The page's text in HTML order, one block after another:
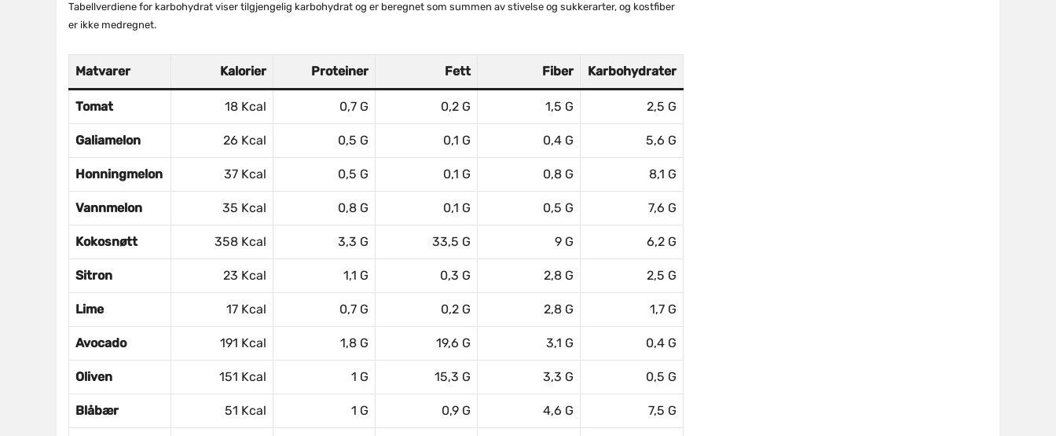
Tabellverdiene for karbohydrat viser tilgjengelig karbohydrat og er beregnet som summen av stivelse og sukkerarter, og kostfiber
er ikke medregnet.
Matvarer Kalorier Proteiner Fett Fiber Karbohydrater
Tomat 18 Kcal 0,7 G 0,2 G 1,5 G 2,5 G
Galiamelon 26 Kcal 0,5 G 0,1 G 0,4 G 5,6 G
Honningmelon 37 Kcal 0,5 G 0,1 G 0,8 G 8,1 G
Vannmelon 35 Kcal 0,8 G 0,1 G 0,5 G 7,6 G
Kokosnøtt 358 Kcal 3,3 G 33,5 G 9 G 6,2 G
Sitron 23 Kcal 1,1 G 0,3 G 2,8 G 2,5 G
Lime 17 Kcal 0,7 G 0,2 G 2,8 G 1,7 G
Avocado 191 Kcal 1,8 G 19,6 G 3,1 G 0,4 G
Oliven 151 Kcal 1 G 15,3 G 3,3 G 0,5 G
Blåbær 51 Kcal 1 G 0,9 G 4,6 G 7,5 G